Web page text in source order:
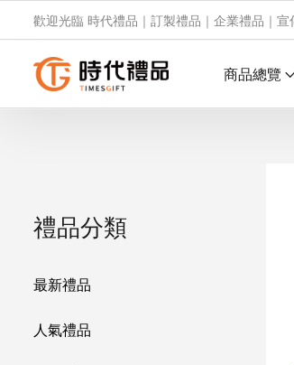
歡迎光臨 時代禮品｜訂製禮品｜企業禮品｜
商品總覽
禮品分類
最新禮品
人氣禮品